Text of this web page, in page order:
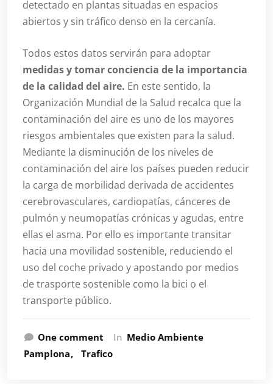
detectado en plantas situadas en espacios
abiertos y sin tráfico denso en la cercanía.
Todos estos datos servirán para adoptar
medidas y tomar conciencia de la importancia
de la calidad del aire. En este sentido, la
Organización Mundial de la Salud recalca que la
contaminación del aire es uno de los mayores
riesgos ambientales que existen para la salud.
Mediante la disminución de los niveles de
contaminación del aire los países pueden reducir
la carga de morbilidad derivada de accidentes
cerebrovasculares, cardiopatías, cánceres de
pulmón y neumopatías crónicas y agudas, entre
ellas el asma. Por ello es importante transitar
hacia una movilidad sostenible, reduciendo el
uso del coche privado y apostando por medios
de trasporte sostenible como la bici o el
transporte público.
One comment In Medio Ambiente
Pamplona
Trafico